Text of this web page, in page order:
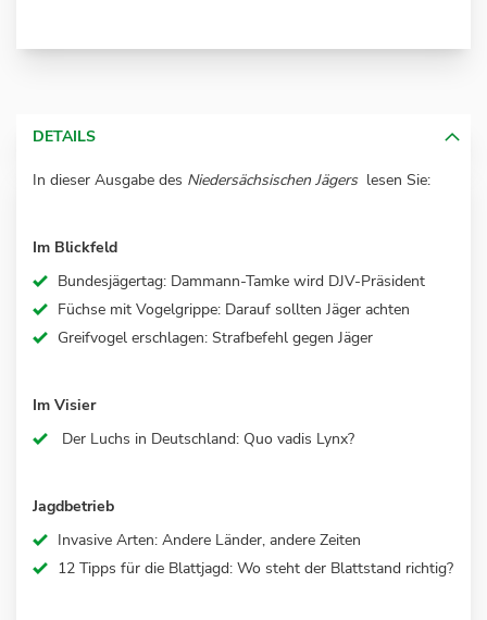
DETAILS
In dieser Ausgabe des Niedersächsischen Jägers lesen Sie:
Im Blickfeld
Bundesjägertag: Dammann-Tamke wird DJV-Präsident
Füchse mit Vogelgrippe: Darauf sollten Jäger achten
Greifvogel erschlagen: Strafbefehl gegen Jäger
Im Visier
Der Luchs in Deutschland: Quo vadis Lynx?
Jagdbetrieb
Invasive Arten: Andere Länder, andere Zeiten
12 Tipps für die Blattjagd: Wo steht der Blattstand richtig?